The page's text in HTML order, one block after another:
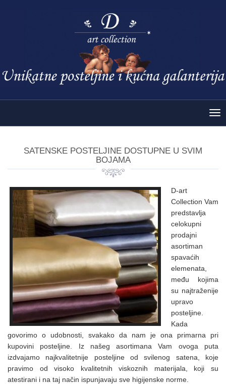
SATENSKE POSTELJINE DOSTUPNE U SVIM
BOJAMA
D-art
Collection Vam
predstavlja
celokupni
prodajni
asortiman
spavaćih
elemenata,
među kojima
su najtraženije
upravo
posteljine.
Kada
govorimo o udobnosti, svakako da nam je ona primarna pri
kupovini posteljine. Iz našeg asortimana Vam ovoga puta
izdvajamo najkvalitetnije posteljine od svilenog satena, koje
pravimo od visoko kvalitetnih viskoznih materijala, koji su
atestirani i na taj način ispunjavaju sve higijenske norme.